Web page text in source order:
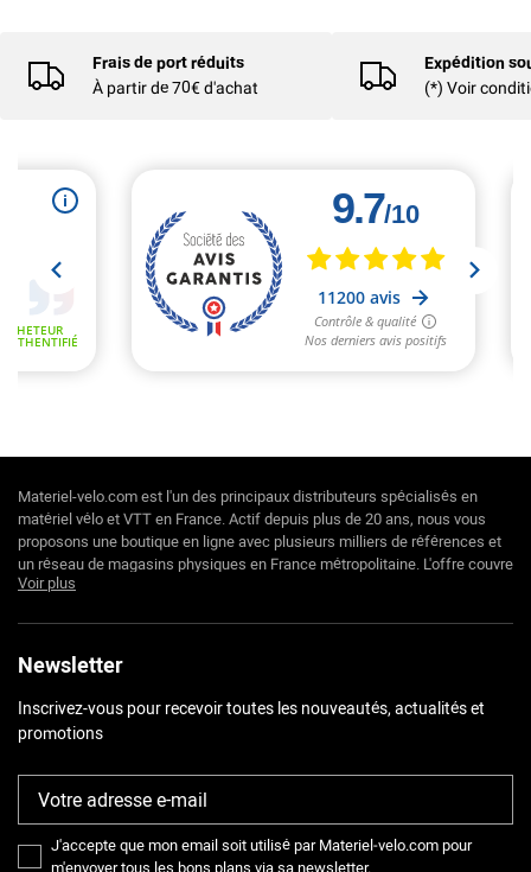
Frais de port réduits
À partir de 70€ d'achat
Expédition
(*) Voir
Materiel-velo.com est l'un des principaux distributeurs spécialisés en
matériel vélo et VTT en France. Actif depuis plus de 20 ans, nous vous
proposons une boutique en ligne avec plusieurs milliers de références et
un réseau de magasins physiques en France métropolitaine. L'offre couvre
l'intégralité des pratiques cyclistes : vélo de route, gravel, VTT, VTTAE,
: cyclosportifs, compétiteurs, gravellistes et vététistes exigeants y
référencent pas.
Pourquoi acheter votre matériel vélo
chez Materiel-velo.com ?
-Catalogue expert: plusieurs milliers de références sélectionnées pour
les cyclistes actifs, des groupes mécaniques et électroniques (Shimano,
Voir plus
Newsletter
Inscrivez-vous pour recevoir toutes les nouveautés, actualités et
promotions
J'accepte que mon email soit utilisé par Materiel-velo.com pour
m'envoyer tous les bons plans via sa newsletter.